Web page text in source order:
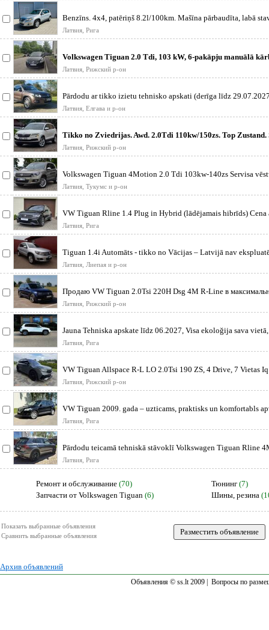
Benzīns. 4x4, patēriņš 8.2l/100km. Mašīna pārbaudīta, labā
gatava
Латвия, Рига
Volkswagen Tiguan 2.0 Tdi, 103 kW, 6-pakāpju manuālā
uzticamu u
Латвия, Рижский р-он
Pārdodu ar tikko izietu tehnisko apskati (derīga līdz
tehniskā
Латвия, Елгава и р-он
Tikko no Zviedrijas. Awd. 2.0Tdi 110kw/150zs. Top Zustand.
zobsiksna un H
Латвия, Рижский р-он
Volkswagen Tiguan 4Motion 2.0 Tdi 103kw-140zs Servisa
ser
Латвия, Тукумс и р-он
VW Tiguan Rline 1.4 Plug in Hybrid (lādējamais hibrīds) Cena
rū
Латвия, Рига
Tiguan 1.4i Automāts - tikko no Vācijas – Latvijā nav
Automašīn
Латвия, Лиепая и р-он
Продаю VW Tiguan 2.0Tsi 220H Dsg 4M R-Line в
комплектации: один
Латвия, Рижский р-он
Jauna Tehniska apskate līdz 06.2027, Visa ekoloğija sava
ide
Латвия, Рига
VW Tiguan Allspace R-L LO 2.0Tsi 190 ZS, 4 Drive, 7 Vietas
Matrix
Латвия, Рижский р-он
VW Tiguan 2009. gada – uzticams, praktisks un komfortabls
krosovers ar 2
Латвия, Рига
Pārdodu teicamā tehniskā stāvoklī Volkswagen Tiguan Rline
Tdi ar 176
Латвия, Рига
Ремонт и обслуживание (70)
Запчасти от Volkswagen Tiguan (6)
Тюнинг (7)
Шины, резина
Показать выбранные объявления
Сравнить выбранные объявления
Архив объявлений
Объявления © ss.lt 2009 | Вопросы по